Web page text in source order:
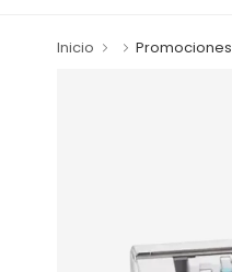
Inicio Promociones